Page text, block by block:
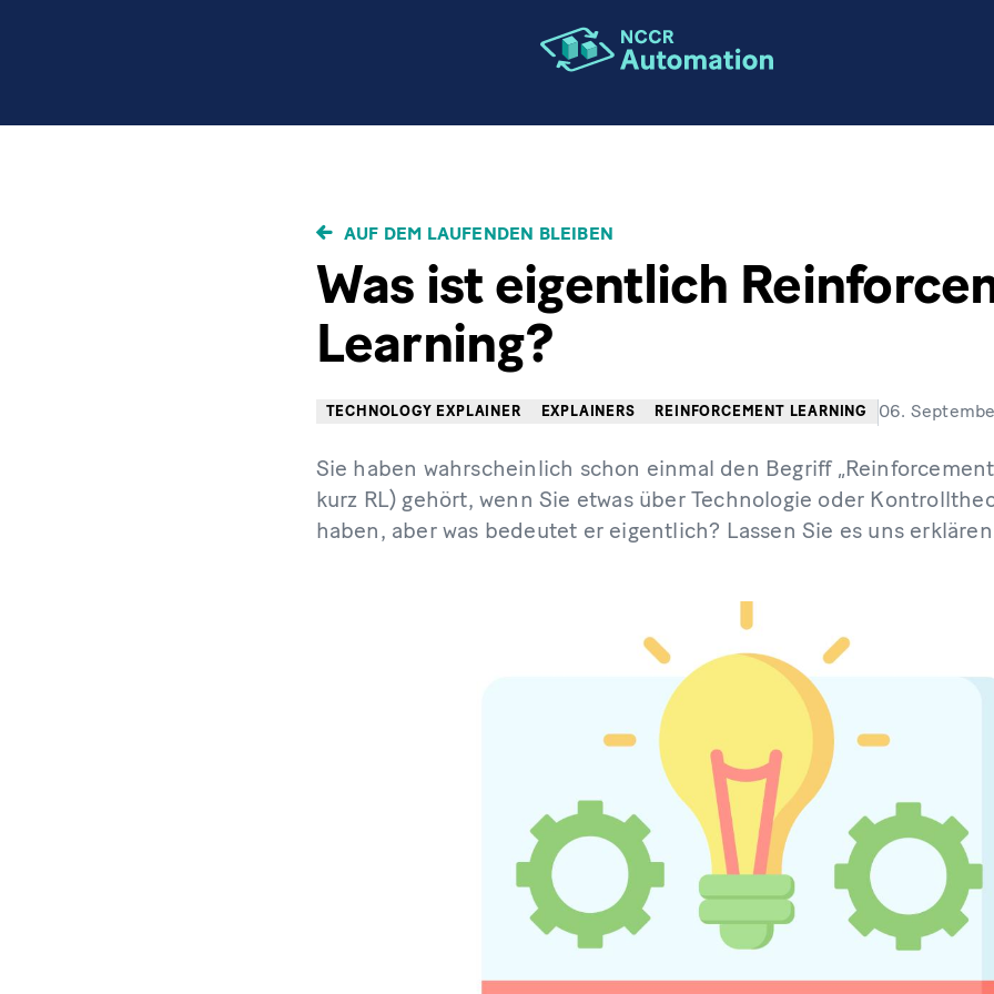
PFADNAVIGATION
AUF DEM LAUFENDEN BLEIBEN
Was ist eigentlich
Learning?
TECHNOLOGY EXPLAINER EXPLAINERS REINFORCEMENT LEARNING 06.
Sie haben wahrscheinlich schon einmal den Begriff
kurz RL) gehört, wenn Sie etwas über Technologie oder
haben, aber was bedeutet er eigentlich? Lassen Sie es uns